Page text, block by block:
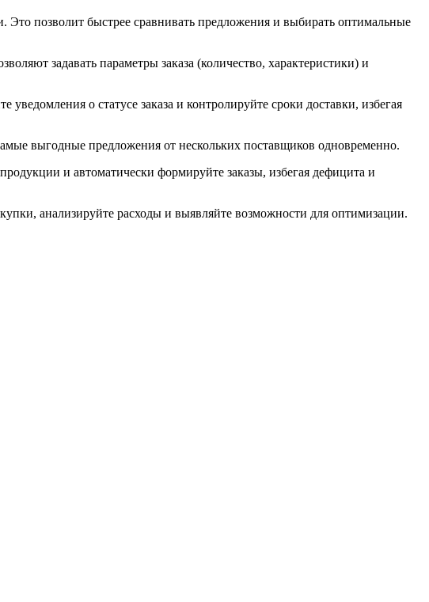
позволит быстрее сравнивать предложения и выбирать оптимальные
задавать параметры заказа (количество, характеристики) и
о статусе заказа и контролируйте сроки доставки, избегая
выгодные предложения от нескольких поставщиков одновременно.
и автоматически формируйте заказы, избегая дефицита и
анализируйте расходы и выявляйте возможности для оптимизации.